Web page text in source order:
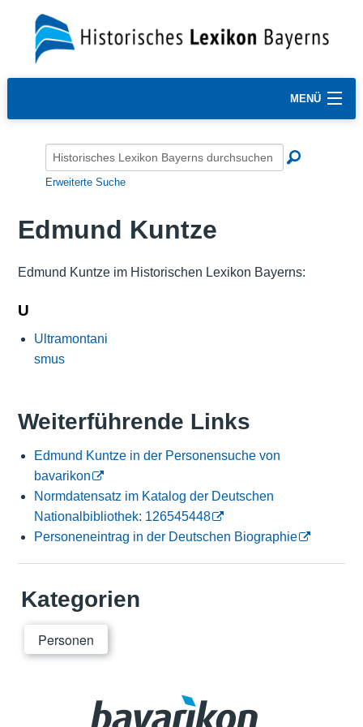
MENÜ
Erweiterte Suche
Edmund Kuntze
Edmund Kuntze im Historischen Lexikon Bayerns:
U
Ultramontani
smus
Weiterführende Links
Edmund Kuntze in der Personensuche von
bavarikon
Normdatensatz im Katalog der Deutschen
Nationalbibliothek: 126545448
Personeneintrag in der Deutschen Biographie
Kategorien
Personen